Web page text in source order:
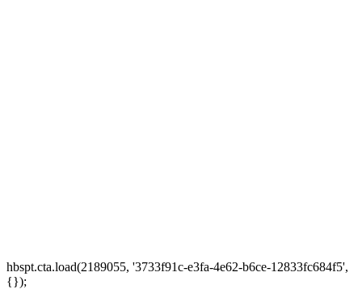
hbspt.cta.load(2189055, '3733f91c-e3fa-4e62-b6ce-12833fc684f5',
{});